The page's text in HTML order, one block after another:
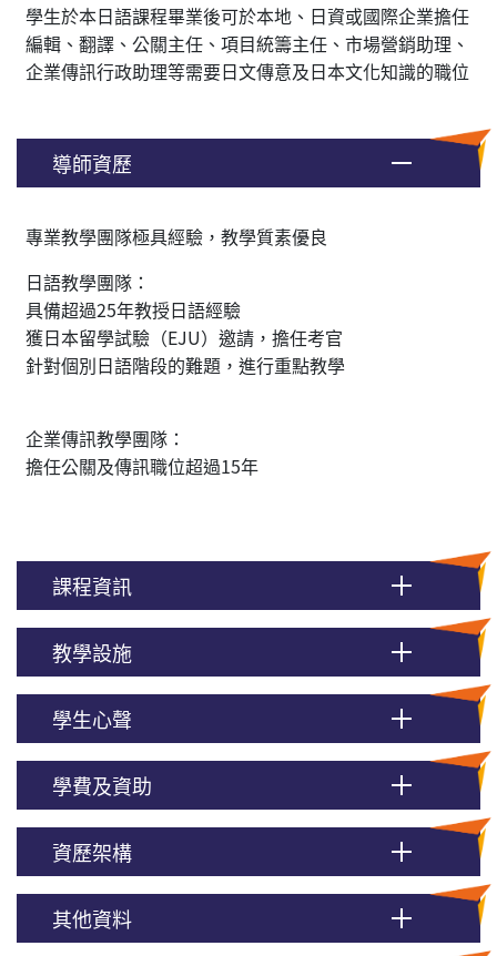
學生於本日語課程畢業後可於本地、日資或國際企業擔任
編輯、翻譯、公關主任、項目統籌主任、市場營銷助理、
企業傳訊行政助理等需要日文傳意及日本文化知識的職位
導師資歷
專業教學團隊極具經驗，教學質素優良
日語教學團隊：
具備超過25年教授日語經驗
獲日本留學試驗（EJU）邀請，擔任考官
針對個別日語階段的難題，進行重點教學
企業傳訊教學團隊：
擔任公關及傳訊職位超過15年
課程資訊
教學設施
學生心聲
學費及資助
資歷架構
其他資料